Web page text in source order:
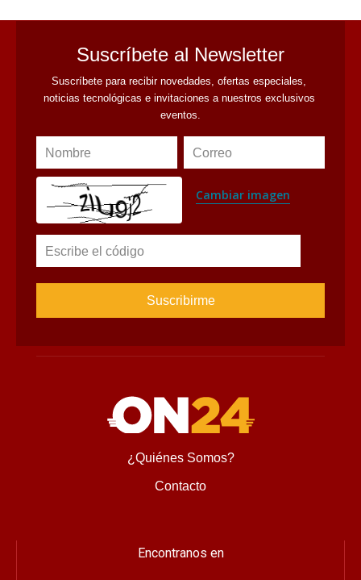
Suscríbete al Newsletter
Suscríbete para recibir novedades, ofertas especiales,
noticias tecnológicas e invitaciones a nuestros exclusivos
eventos.
Nombre Correo
Cambiar imagen
Escribe el código
¿Quiénes Somos?
Contacto
Encontranos en